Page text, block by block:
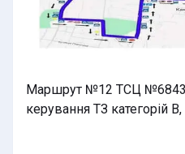
Маршрут №12 ТСЦ
керування ТЗ категорій B,